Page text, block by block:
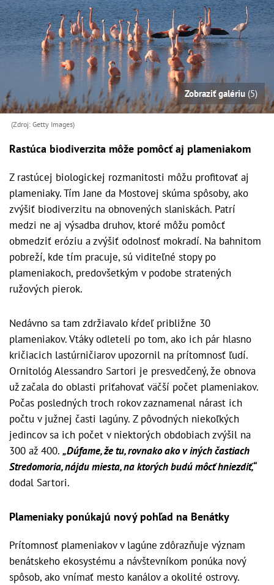
Zobraziť galériu (5)
(Zdroj: Getty Images)
Rastúca biodiverzita môže pomôcť aj plameniakom
Z rastúcej biologickej rozmanitosti môžu profitovať aj
plameniaky. Tím Jane da Mostovej skúma spôsoby, ako
zvýšiť biodiverzitu na obnovených slaniskách. Patrí
medzi ne aj výsadba druhov, ktoré môžu pomôcť
obmedziť eróziu a zvýšiť odolnosť mokradí. Na bahnitom
pobreží, kde tím pracuje, sú viditeľné stopy po
plameniakoch, predovšetkým v podobe stratených
ružových pierok.
Nedávno sa tam zdržiavalo kŕdeľ približne 30
plameniakov. Vtáky odleteli po tom, ako ich pár hlasno
kričiacich lastúrničiarov upozornil na prítomnosť ľudí.
Ornitológ Alessandro Sartori je presvedčený, že obnova
už začala do oblasti priťahovať väčší počet plameniakov.
Počas posledných troch rokov zaznamenal nárast ich
počtu v južnej časti lagúny. Z pôvodných niekoľkých
jedincov sa ich počet v niektorých obdobiach zvýšil na
300 až 400. „Dúfame, že tu, rovnako ako v iných častiach
Stredomoria, nájdu miesta, na ktorých budú môcť hniezdiť,“
dodal Sartori.
Plameniaky ponúkajú nový pohľad na Benátky
Prítomnosť plameniakov v lagúne zdôrazňuje význam
benátskeho ekosystému a návštevníkom ponúka nový
spôsob, ako vnímať mesto kanálov a okolité ostrovy.